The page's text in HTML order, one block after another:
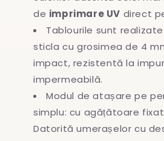
de imprimare UV direct
Tablourile sunt
sticla cu grosimea de 4
impact, rezistentă la
impermeabilă.
Modul de atașare pe
simplu: cu agățătoare
Datorită umerașelor cu